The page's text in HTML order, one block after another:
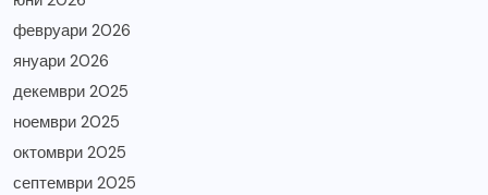
февруари 2026
януари 2026
декември 2025
ноември 2025
октомври 2025
септември 2025